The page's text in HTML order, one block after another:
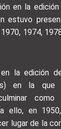
en la
estuvo
1974,
la edición
en la que
como
ello, en
lugar de la